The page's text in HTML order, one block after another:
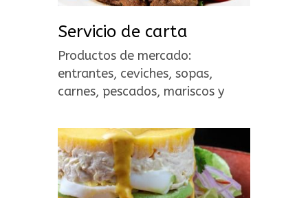
Servicio de carta
Productos de mercado:
entrantes, ceviches, sopas,
carnes, pescados, mariscos y